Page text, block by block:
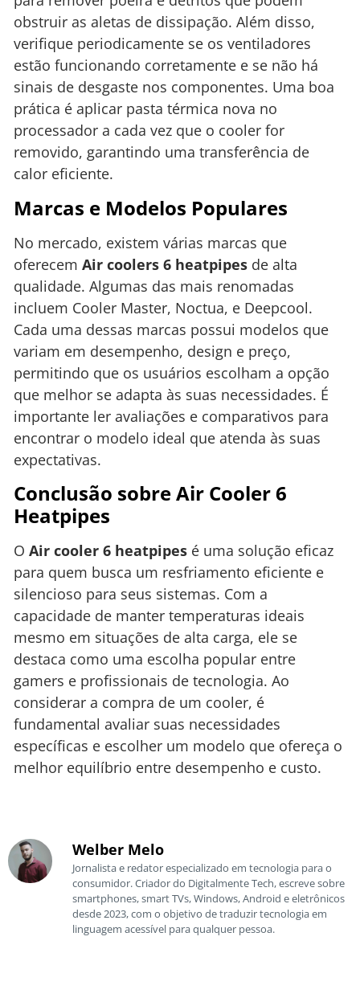
obstruir as aletas de dissipação. Além disso,
verifique periodicamente se os ventiladores
estão funcionando corretamente e se não há
sinais de desgaste nos componentes. Uma boa
prática é aplicar pasta térmica nova no
processador a cada vez que o cooler for
removido, garantindo uma transferência de
calor eficiente.
Marcas e Modelos Populares
No mercado, existem várias marcas que
oferecem Air coolers 6 heatpipes de alta
qualidade. Algumas das mais renomadas
incluem Cooler Master, Noctua, e Deepcool.
Cada uma dessas marcas possui modelos que
variam em desempenho, design e preço,
permitindo que os usuários escolham a opção
que melhor se adapta às suas necessidades. É
importante ler avaliações e comparativos para
encontrar o modelo ideal que atenda às suas
expectativas.
Conclusão sobre Air Cooler 6
Heatpipes
O Air cooler 6 heatpipes é uma solução eficaz
para quem busca um resfriamento eficiente e
silencioso para seus sistemas. Com a
capacidade de manter temperaturas ideais
mesmo em situações de alta carga, ele se
destaca como uma escolha popular entre
gamers e profissionais de tecnologia. Ao
considerar a compra de um cooler, é
fundamental avaliar suas necessidades
específicas e escolher um modelo que ofereça o
melhor equilíbrio entre desempenho e custo.
Welber Melo
Jornalista e redator especializado em tecnologia para o
consumidor. Criador do Digitalmente Tech, escreve sobre
smartphones, smart TVs, Windows, Android e eletrônicos
desde 2023, com o objetivo de traduzir tecnologia em
linguagem acessível para qualquer pessoa.